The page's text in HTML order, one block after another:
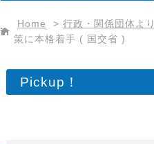
Home > 行政・関係団体より
策に本格着手 ( 国交省 )
Pickup！